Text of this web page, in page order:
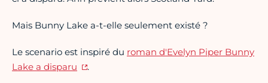
Mais Bunny Lake a-t-elle seulement existé ?
Le scenario est inspiré du roman d'Evelyn Piper Bunny
Lake a disparu
.